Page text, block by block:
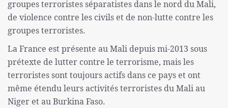
groupes terroristes séparatistes dans le nord du Mali,
de violence contre les civils et de non-lutte contre les
groupes terroristes.
La France est présente au Mali depuis mi-2013 sous
prétexte de lutter contre le terrorisme, mais les
terroristes sont toujours actifs dans ce pays et ont
même étendu leurs activités terroristes du Mali au
Niger et au Burkina Faso.